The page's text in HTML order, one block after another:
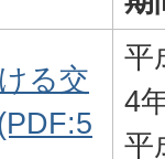
る交
平
4
平